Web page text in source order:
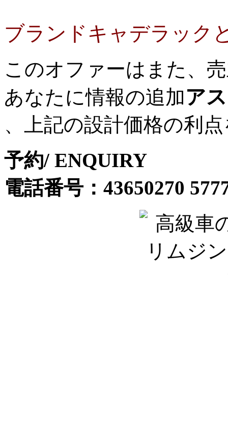
ブランドキャデラック
このオファーはまた、
あなたに情報の追加ア
、上記の設計価格の利
予約/ ENQUIRY
電話番号：43650270